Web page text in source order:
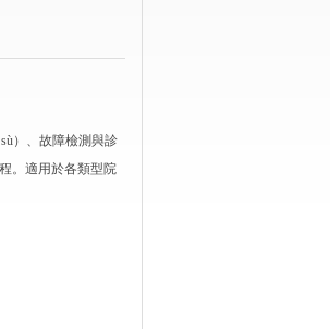
）、故障檢測與診
。適用於各類型院